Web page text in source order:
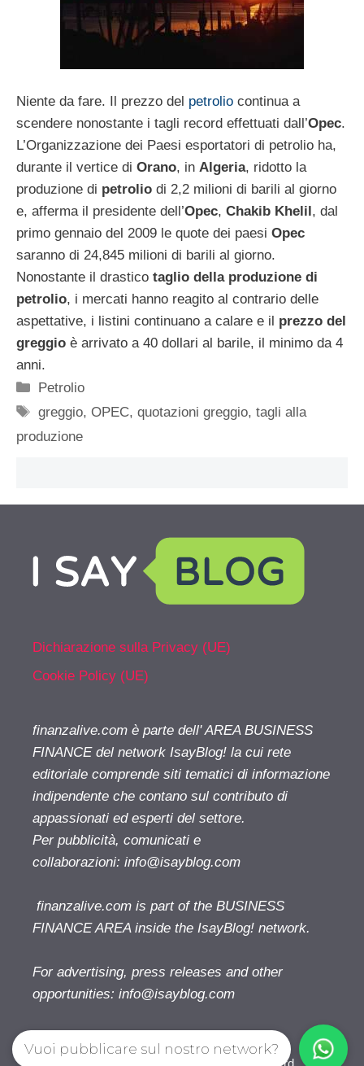
Niente da fare. Il prezzo del petrolio continua a
scendere nonostante i tagli record effettuati dall’Opec.
L’Organizzazione dei Paesi esportatori di petrolio ha,
durante il vertice di Orano, in Algeria, ridotto la
produzione di petrolio di 2,2 milioni di barili al giorno
e, afferma il presidente dell’Opec, Chakib Khelil, dal
primo gennaio del 2009 le quote dei paesi Opec
saranno di 24,845 milioni di barili al giorno.
Nonostante il drastico taglio della produzione di
petrolio, i mercati hanno reagito al contrario delle
aspettative, i listini continuano a calare e il prezzo del
greggio è arrivato a 40 dollari al barile, il minimo da 4
anni.
Categorie
Petrolio
Tag
greggio,OPEC,quotazioni greggio,tagli alla
produzione
Dichiarazione sulla Privacy (UE)
Cookie Policy (UE)
finanzalive.com è parte dell' AREA BUSINESS
FINANCE del network IsayBlog! la cui rete
editoriale comprende siti tematici di informazione
indipendente che contano sul contributo di
appassionati ed esperti del settore.
Per pubblicità, comunicati e
collaborazioni: info@isayblog.com
finanzalive.com is part of the BUSINESS
FINANCE AREA inside the IsayBlog! network.
For advertising, press releases and other
opportunities: info@isayblog.com
Vuoi pubblicare sul nostro network?